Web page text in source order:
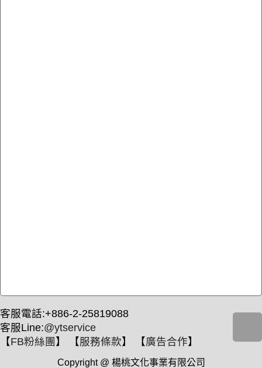
客服電話:+886-2-25819088
客服Line:@ytservice
【FB粉絲團 】 【服務條款】 【廣告合作】
Copyright @ 楊桃文化事業有限公司